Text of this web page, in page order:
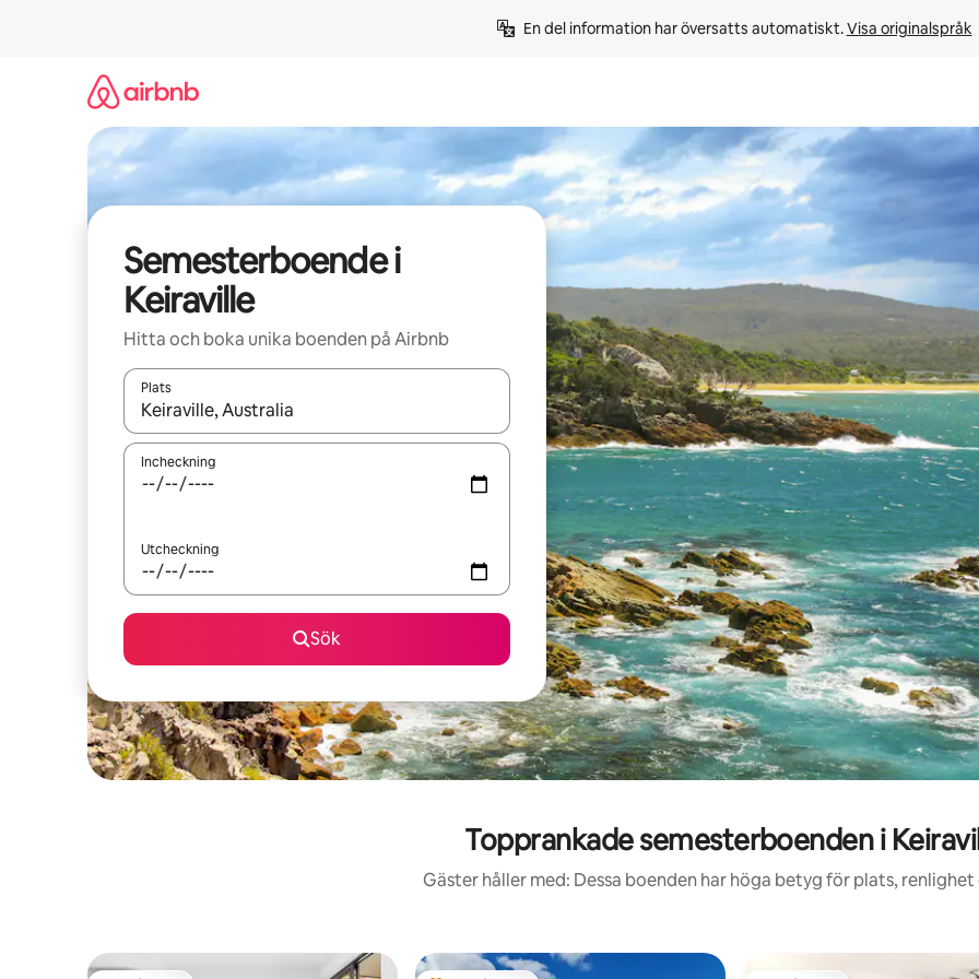
En del information har översatts automatiskt. Visa originalspråk
Semesterboende i
Keiraville
Hitta och boka unika boenden på Airbnb
Plats
När resultaten är tillgängliga kan du navigera med upp- och nedåtpilarna eller utforska genom att trycka eller svepa.
Incheckning
Utcheckning
Sök
Topprankade semesterboenden i
Gäster håller med: Dessa boenden har höga betyg för plats, renlighet